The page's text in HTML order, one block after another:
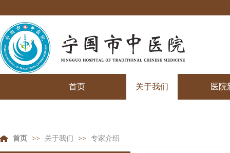
首页 关于我们 医院
首页 >> 关于我们 >> 专家介绍